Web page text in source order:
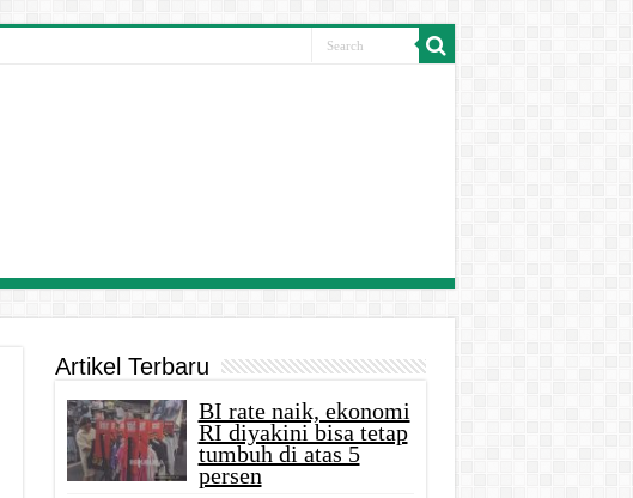
Artikel Terbaru
BI rate naik, ekonomi
RI diyakini bisa tetap
tumbuh di atas 5
persen